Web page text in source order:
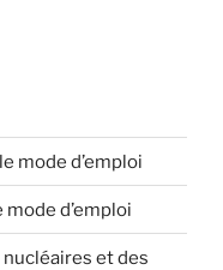
mode d’emploi
mode d’emploi
et des